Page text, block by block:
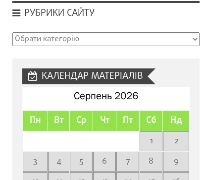
РУБРИКИ САЙТУ
Рубрики
КАЛЕНДАР МАТЕРІАЛІВ
Серпень 2026
Пн Вт Ср Чт Пт Сб Нд
1
2
3
4 5 6 7 8
9